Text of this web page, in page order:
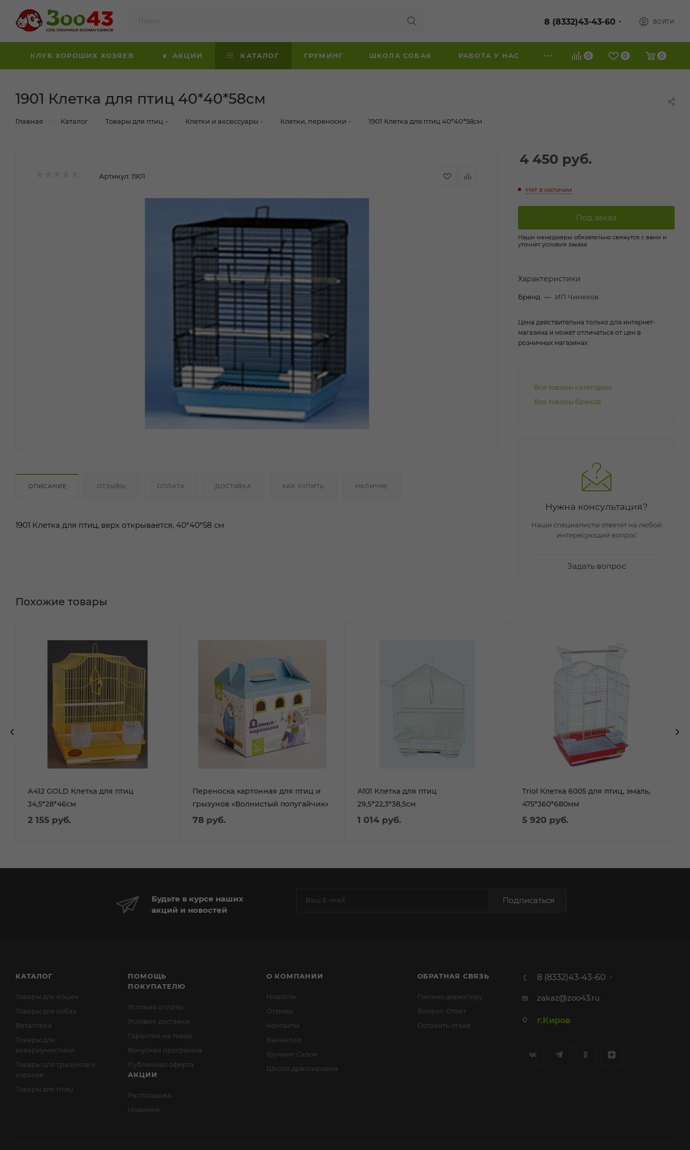
8 (8332)43-43-60 ВОЙТИ
0 0 0
КЛУБ ХОРОШИХ ХОЗЯЕВ АКЦИИ КАТАЛОГ ГРУМИНГ ШКОЛА СОБАК РАБОТА У НАС
1901 Клетка для птиц 40*40*58см
Главная Каталог Товары для птиц Клетки и аксессуары Клетки, переноски 1901 Клетка для птиц 40*40*58см
Артикул: 1901
ОПИСАНИЕ ОТЗЫВЫ ОПЛАТА ДОСТАВКА КАК КУПИТЬ НАЛИЧИЕ
1901 Клетка для птиц, верх открывается, 40*40*58 см
4 450 руб.
Нет в наличии
Под заказ
Наши менеджеры обязательно свяжутся с вами и
уточнят условия заказа
Характеристики
Бренд — ИП Чиняков
Цена действительна только для интернет-
магазина и может отличаться от цен в
розничных магазинах
Все товары категории
Все товары бренда
Нужна консультация?
Наши специалисты ответят на любой
интересующий вопрос
Задать вопрос
А412 GOLD Клетка для птиц
34,5*28*46см
2 155 руб.
Переноска картонная для птиц и
грызунов «Волнистый попугайчик»
78 руб.
А101 Клетка для птиц
29,5*22,3*38,5см
1 014 руб.
Triol Клетка 6005 для птиц, эмаль,
475*360*680мм
5 920 руб.
Похожие товары
Будьте в курсе наших
акций и новостей
Подписаться
КАТАЛОГ
Товары для кошек
Товары для собак
Ветаптека
Товары для
аквариумистики
Товары для грызунов и
хорьков
Товары для птиц
ПОМОЩЬ
ПОКУПАТЕЛЮ
Условия оплаты
Условия доставки
Гарантия на товар
Бонусная программа
Публичная оферта
АКЦИИ
Распродажа
Новинки
О КОМПАНИИ
Новости
Отзывы
Контакты
Вакансии
Груминг Салон
Школа дрессировки
ОБРАТНАЯ СВЯЗЬ
Письмо директору
Вопрос-Ответ
Оставить отзыв
8 (8332)43-43-60
zakaz@zoo43.ru
г.Киров